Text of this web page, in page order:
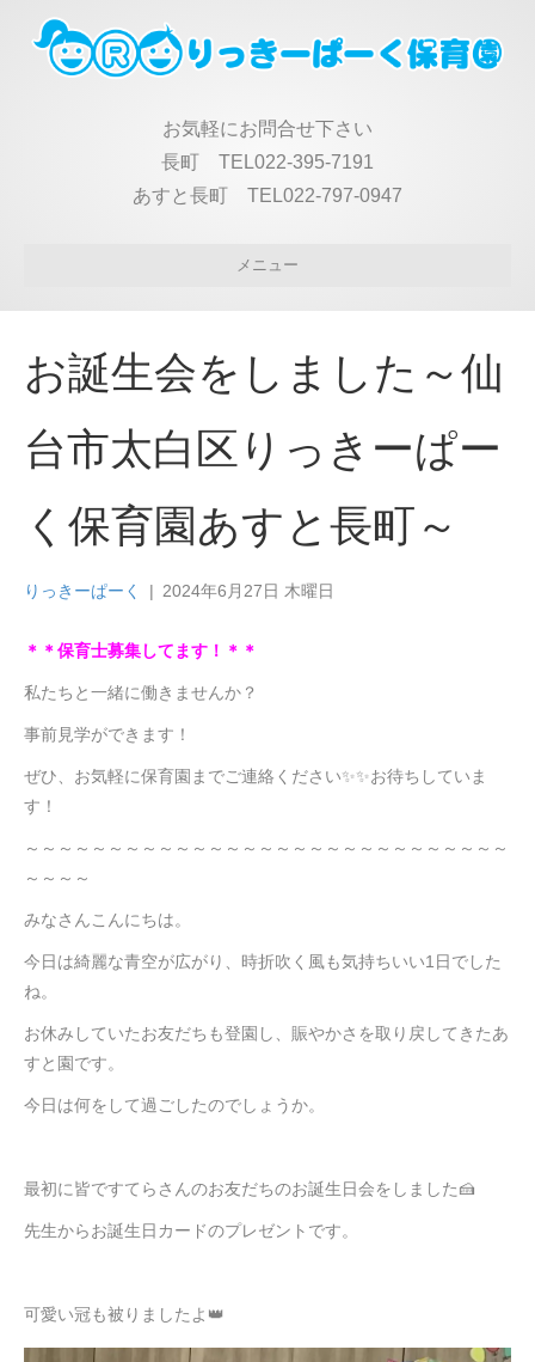
お気軽にお問合せ下さい
長町 TEL022-395-7191
あすと長町 TEL022-797-0947
メニュー
お誕生会をしました～仙
台市太白区りっきーぱー
く保育園あすと長町～
りっきーぱーく | 2024年6月27日 木曜日
＊＊保育士募集してます！＊＊
私たちと一緒に働きませんか？
事前見学ができます！
ぜひ、お気軽に保育園までご連絡ください✨✨お待ちしていま
す！
～～～～～～～～～～～～～～～～～～～～～～～～～～～～～
～～～～
みなさんこんにちは。
今日は綺麗な青空が広がり、時折吹く風も気持ちいい1日でした
ね。
お休みしていたお友だちも登園し、賑やかさを取り戻してきたあ
すと園です。
今日は何をして過ごしたのでしょうか。
最初に皆ですてらさんのお友だちのお誕生日会をしました🍰
先生からお誕生日カードのプレゼントです。
可愛い冠も被りましたよ👑